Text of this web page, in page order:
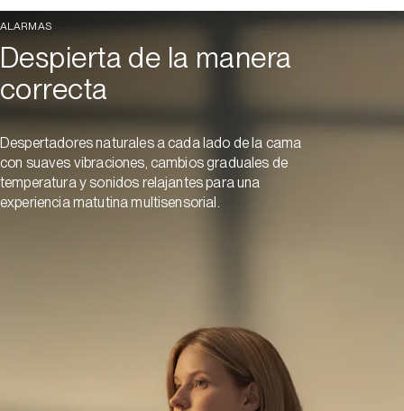
ALARMAS
Despierta de la manera
correcta
Despertadores naturales a cada lado de la cama
con suaves vibraciones, cambios graduales de
temperatura y sonidos relajantes para una
experiencia matutina multisensorial.